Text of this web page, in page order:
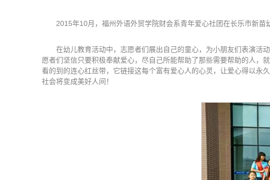
2015年10月，福州外语外贸学院财会系青年爱心社团在长乐市新苗
在幼儿教育活动中，志愿者们展出自己的童心，为小朋友们表演活
愿者们坚信只要积极奉献爱心，尽自己所能帮助了那些需要帮助的人，
看的到的连心红丝带，它链接这每个富有爱心人的心灵，让爱心得以永
社会将变成美好人间！